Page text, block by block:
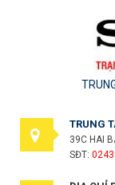
TRUNG
39C HAI
SĐT: